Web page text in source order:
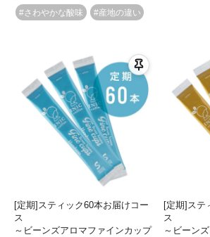
#さわやかな酸味 #産地の違い
[定期]スティック60本お届けコー
ス
～ビーンズアロマファインカップ
[定期]ステ
ス
～ビーン